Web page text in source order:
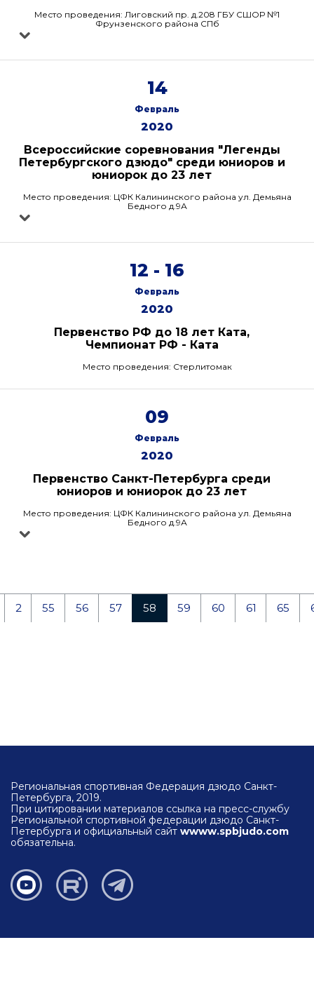
Место проведения: Лиговский пр. д.208 ГБУ СШОР №1
Фрунзенского района СПб
14
Февраль
2020
Всероссийские соревнования "Легенды
Петербургского дзюдо" среди юниоров и
юниорок до 23 лет
Место проведения: ЦФК Калининского района ул. Демьяна
Бедного д.9А
12 - 16
Февраль
2020
Первенство РФ до 18 лет Ката,
Чемпионат РФ - Ката
Место проведения: Стерлитомак
09
Февраль
2020
Первенство Санкт-Петербурга среди
юниоров и юниорок до 23 лет
Место проведения: ЦФК Калининского района ул. Демьяна
Бедного д.9А
2 55 56 57 58 59 60 61 65
Региональная спортивная Федерация дзюдо Санкт-
Петербурга, 2019.
При цитировании материалов ссылка на пресс-службу
Региональной спортивной федерации дзюдо Санкт-
Петербурга и официальный сайт wwww.spbjudo.com
обязательна.